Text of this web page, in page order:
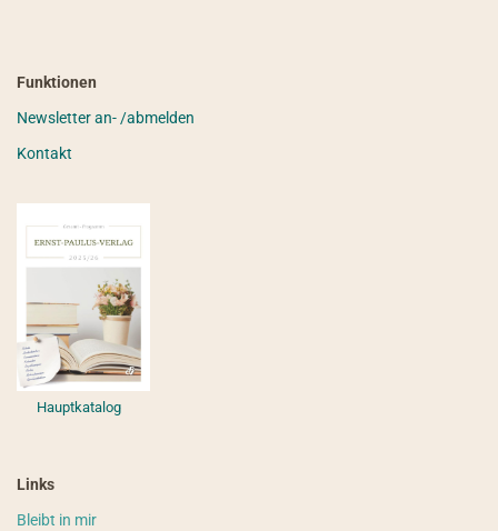
Funktionen
Newsletter an- /abmelden
Kontakt
Hauptkatalog
Links
Bleibt in mir